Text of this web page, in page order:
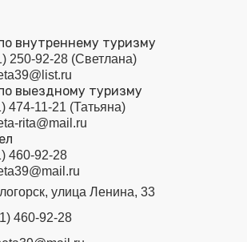
внутреннему туризму
250-92-28 (Светлана)
выездному туризму
474-11-21 (Татьяна)
rita@mail.ru
460-92-28
улица Ленина, 33
460-92-28